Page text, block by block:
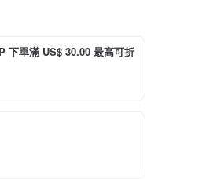
下單滿 US$ 30.00 最高可折